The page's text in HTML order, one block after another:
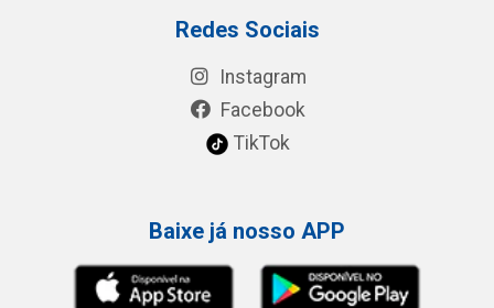
Redes Sociais
Instagram
Facebook
TikTok
Baixe já nosso APP